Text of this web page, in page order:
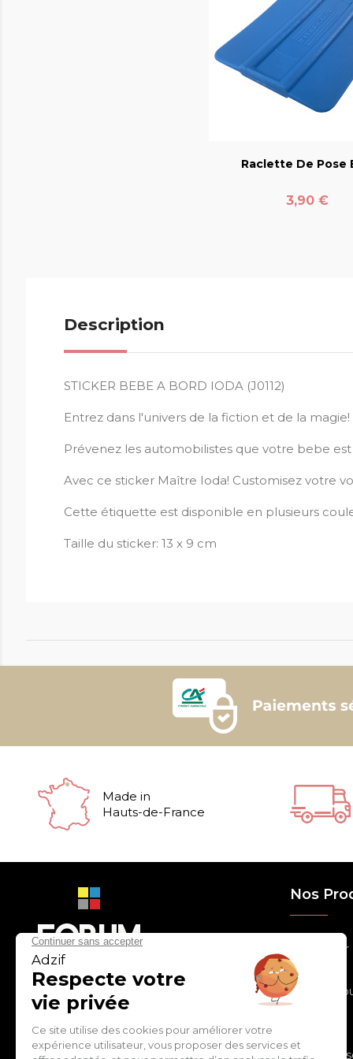
Raclette De Pose
Prix
3,90 €
Description
STICKER BEBE A BORD IODA (J0112)
Entrez dans l'univers de la fiction et de la magie!
Prévenez les automobilistes que votre bebe
Avec ce sticker Maître Ioda! Customisez votre
Cette étiquette est disponible en plusieurs
Taille du sticker: 13 x 9 cm
Made in
Hauts-de-France
contact@adzif.biz
ZI de Cantimpré Avenue de
Nos
> Relooker
> Habiller
>
>